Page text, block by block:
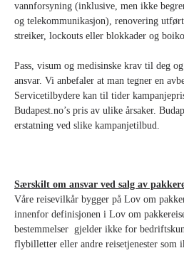
vannforsyning (inklusive, men ikke
og telekommunikasjon), renovering
streiker, lockouts eller blokkader og
Pass, visum og medisinske krav til deg
ansvar. Vi anbefaler at man tegner en
Servicetilbydere kan til tider
Budapest.no’s pris av ulike årsaker.
erstatning ved slike kampanjetilbud.
Særskilt om ansvar ved salg av
Våre reisevilkår bygger på Lov om
innenfor definisjonen i Lov om
bestemmelser gjelder ikke for
flybilletter eller andre reisetjenester som